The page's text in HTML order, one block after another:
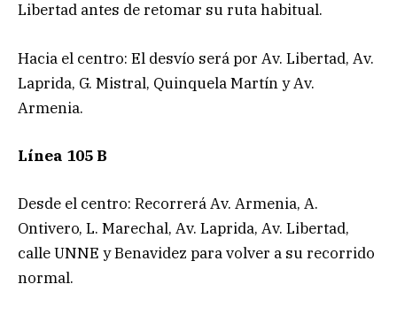
Libertad antes de retomar su ruta habitual.
Hacia el centro: El desvío será por Av. Libertad, Av.
Laprida, G. Mistral, Quinquela Martín y Av.
Armenia.
Línea 105 B
Desde el centro: Recorrerá Av. Armenia, A.
Ontivero, L. Marechal, Av. Laprida, Av. Libertad,
calle UNNE y Benavidez para volver a su recorrido
normal.